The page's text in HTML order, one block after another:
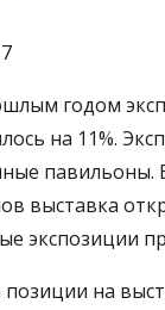
годом
на 11%.
павильоны.
выставка
экспозиции
на